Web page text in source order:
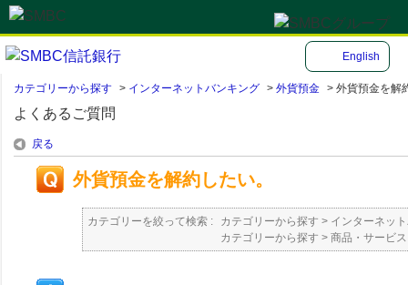
English
カテゴリーから探す > インターネットバンキング > 外貨預金 > 外貨預金を解
よくあるご質問
戻る
外貨預金を解約したい。
カテゴリーを絞って検索 : カテゴリーから探す > インターネッ
カテゴリーから探す > 商品・サービス